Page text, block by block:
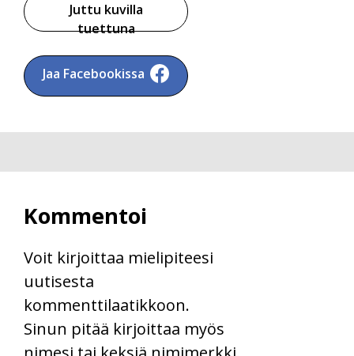
Juttu kuvilla
tuettuna
Jaa Facebookissa
Kommentoi
Voit kirjoittaa mielipiteesi
uutisesta
kommenttilaatikkoon.
Sinun pitää kirjoittaa myös